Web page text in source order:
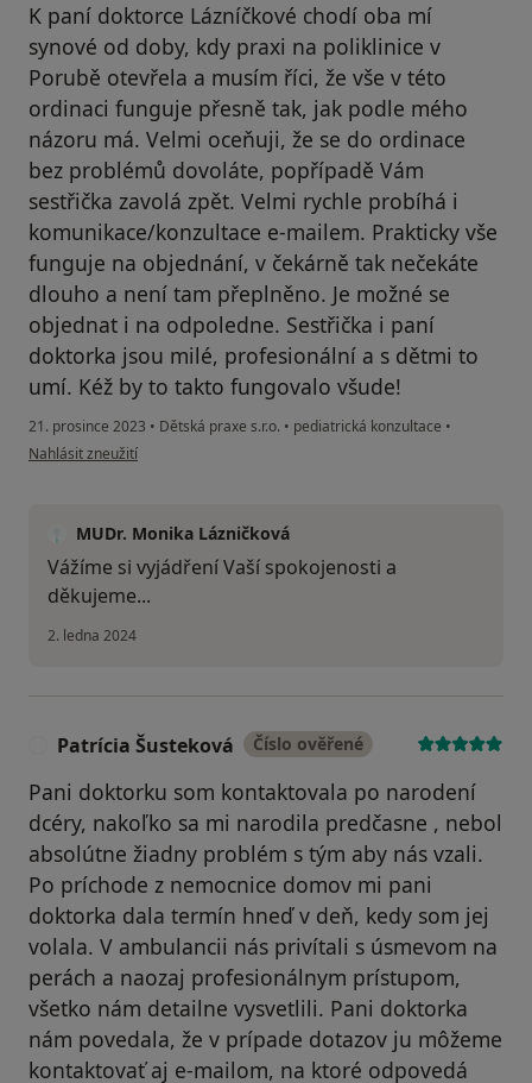
K paní doktorce Lázníčkové chodí oba mí
synové od doby, kdy praxi na poliklinice v
Porubě otevřela a musím říci, že vše v této
ordinaci funguje přesně tak, jak podle mého
názoru má. Velmi oceňuji, že se do ordinace
bez problémů dovoláte, popřípadě Vám
sestřička zavolá zpět. Velmi rychle probíhá i
komunikace/konzultace e-mailem. Prakticky vše
funguje na objednání, v čekárně tak nečekáte
dlouho a není tam přeplněno. Je možné se
objednat i na odpoledne. Sestřička i paní
doktorka jsou milé, profesionální a s dětmi to
umí. Kéž by to takto fungovalo všude!
21. prosince 2023 • Dětská praxe s.r.o. • pediatrická konzultace •
podle názoru uživatele K. Vodičková
Nahlásit zneužití
MUDr. Monika Lázničková
Vážíme si vyjádření Vaší spokojenosti a
děkujeme...
2. ledna 2024
Patrícia Šusteková Číslo ověřené
Pani doktorku som kontaktovala po narodení
dcéry, nakoľko sa mi narodila predčasne , nebol
absolútne žiadny problém s tým aby nás vzali.
Po príchode z nemocnice domov mi pani
doktorka dala termín hneď v deň, kedy som jej
volala. V ambulancii nás privítali s úsmevom na
perách a naozaj profesionálnym prístupom,
všetko nám detailne vysvetlili. Pani doktorka
nám povedala, že v prípade dotazov ju môžeme
kontaktovať aj e-mailom, na ktoré odpovedá